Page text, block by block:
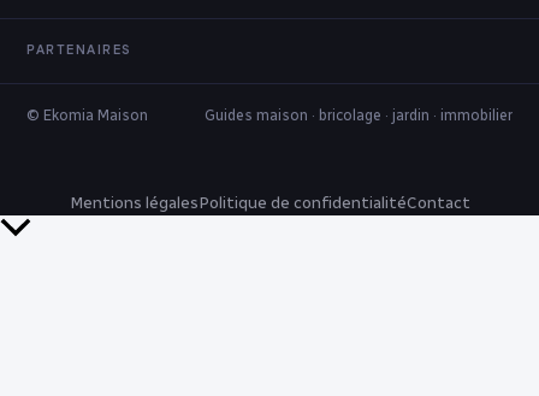
PARTENAIRES
© Ekomia Maison Guides maison · bricolage · jardin · immobilier
Mentions légalesPolitique de confidentialitéContact